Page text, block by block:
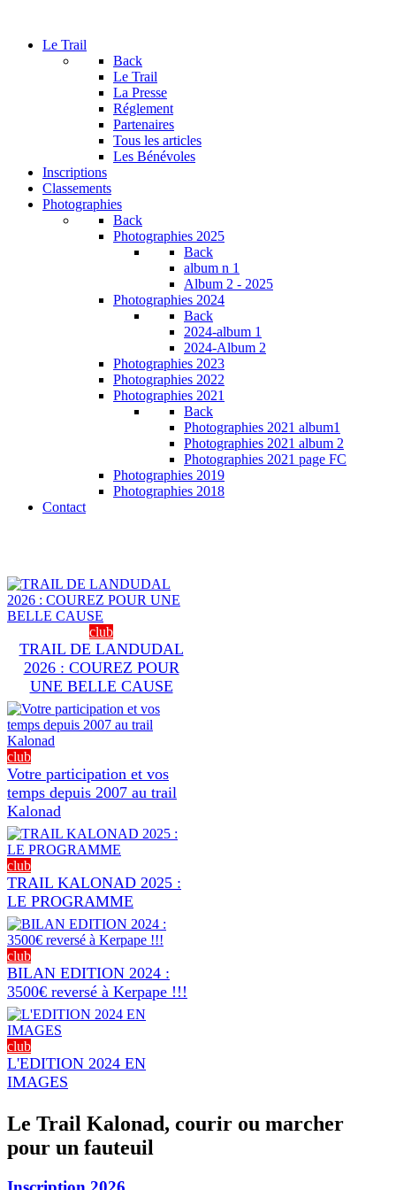
Le Trail
Back
Le Trail
La Presse
Réglement
Partenaires
Tous les articles
Les Bénévoles
Inscriptions
Classements
Photographies
Back
Photographies 2025
Back
album n 1
Album 2 - 2025
Photographies 2024
Back
2024-album 1
2024-Album 2
Photographies 2023
Photographies 2022
Photographies 2021
Back
Photographies 2021 album1
Photographies 2021 album 2
Photographies 2021 page FC
Photographies 2019
Photographies 2018
Contact
club
TRAIL DE LANDUDAL
2026 : COUREZ POUR
UNE BELLE CAUSE
club
Votre participation et vos
temps depuis 2007 au trail
Kalonad
club
TRAIL KALONAD 2025 :
LE PROGRAMME
club
BILAN EDITION 2024 :
3500€ reversé à Kerpape !!!
club
L'EDITION 2024 EN
IMAGES
Le Trail Kalonad, courir ou marcher
pour un fauteuil